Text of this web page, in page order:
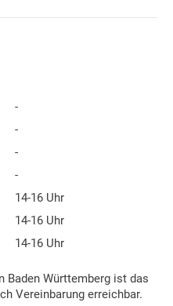
-
-
-
-
14-16 Uhr
14-16 Uhr
14-16 Uhr
Baden Württemberg ist das
Vereinbarung erreichbar.